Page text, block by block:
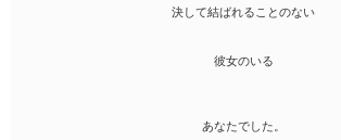
決して結ばれることのない
彼女のいる
あなたでした。